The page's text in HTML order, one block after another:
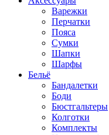
Варежки
Перчатки
Пояса
Сумки
Шапки
Шарфы
Бельё
Бандалетки
Боди
Бюстгальтеры
Колготки
Комплекты